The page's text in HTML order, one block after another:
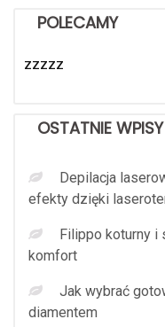
POLECAMY
zzzzz
OSTATNIE WPISY
Depilacja
efekty dzięki
Filippo koturny i
komfort
Jak wybrać
diamentem